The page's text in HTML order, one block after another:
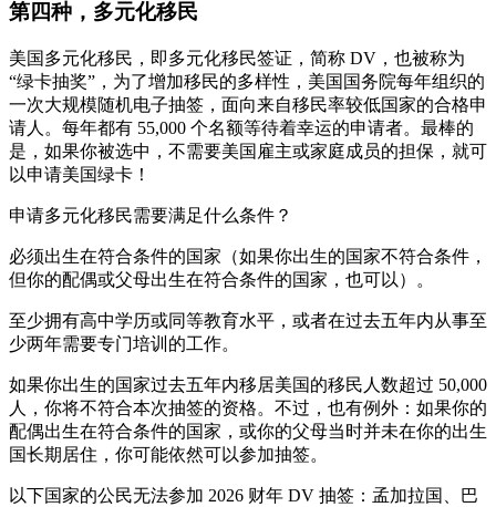
第四种，多元化移民
美国多元化移民，即多元化移民签证，简称 DV，也被称为
“绿卡抽奖”，为了增加移民的多样性，美国国务院每年组织的
一次大规模随机电子抽签，面向来自移民率较低国家的合格申
请人。每年都有 55,000 个名额等待着幸运的申请者。最棒的
是，如果你被选中，不需要美国雇主或家庭成员的担保，就可
以申请美国绿卡！
申请多元化移民需要满足什么条件？
必须出生在符合条件的国家（如果你出生的国家不符合条件，
但你的配偶或父母出生在符合条件的国家，也可以）。
至少拥有高中学历或同等教育水平，或者在过去五年内从事至
少两年需要专门培训的工作。
如果你出生的国家过去五年内移居美国的移民人数超过 50,000
人，你将不符合本次抽签的资格。不过，也有例外：如果你的
配偶出生在符合条件的国家，或你的父母当时并未在你的出生
国长期居住，你可能依然可以参加抽签。
以下国家的公民无法参加 2026 财年 DV 抽签：孟加拉国、巴